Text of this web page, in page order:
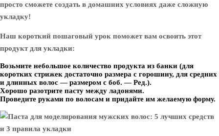
просто сможете создать в домашних условиях даже сложную
укладку!
Наш короткий пошаговый урок поможет вам освоить этот
продукт для укладки:
Возьмите небольшое количество продукта из банки (для
коротких стрижек достаточно размера с горошину, для средних
и длинных волос — размером с боб. — Ред.).
Хорошо разотрите пасту между ладонями.
Проведите руками по волосам и придайте им желаемую форму.